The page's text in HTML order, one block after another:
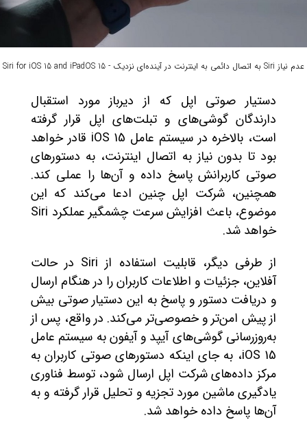
عدم نیاز Siri به اتصال دائمی به اینترنت در آینده‌ای نزدیک - Siri for iOS 15 and iPadOS 15
دستیار صوتی اپل که از دیرباز مورد استقبال
دارندگان گوشی‌های و تبلت‌های اپل قرار گرفته
است، بالاخره در سیستم عامل iOS 15 قادر خواهد
بود تا بدون نیاز به اتصال اینترنت، به دستورهای
صوتی کاربرانش پاسخ داده و آن‌ها را عملی کند.
همچنین، شرکت اپل چنین ادعا می‌کند که این
موضوع، باعث افزایش سرعت چشمگیر عملکرد Siri
خواهد شد.
از طرفی دیگر، قابلیت استفاده از Siri در حالت
آفلاین، جزئیات و اطلاعات کاربران را در هنگام ارسال
و دریافت دستور و پاسخ به این دستیار صوتی بیش
از پیش امن‌تر و خصوصی‌تر می‌کند. در واقع، پس از
به‌روزرسانی گوشی‌های آیپد و آیفون به سیستم عامل
iOS 15، به جای اینکه دستورهای صوتی کاربران به
مرکز داده‌های شرکت اپل ارسال شود، توسط فناوری
یادگیری ماشین مورد تجزیه و تحلیل قرار گرفته و به
آن‌ها پاسخ داده خواهد شد.